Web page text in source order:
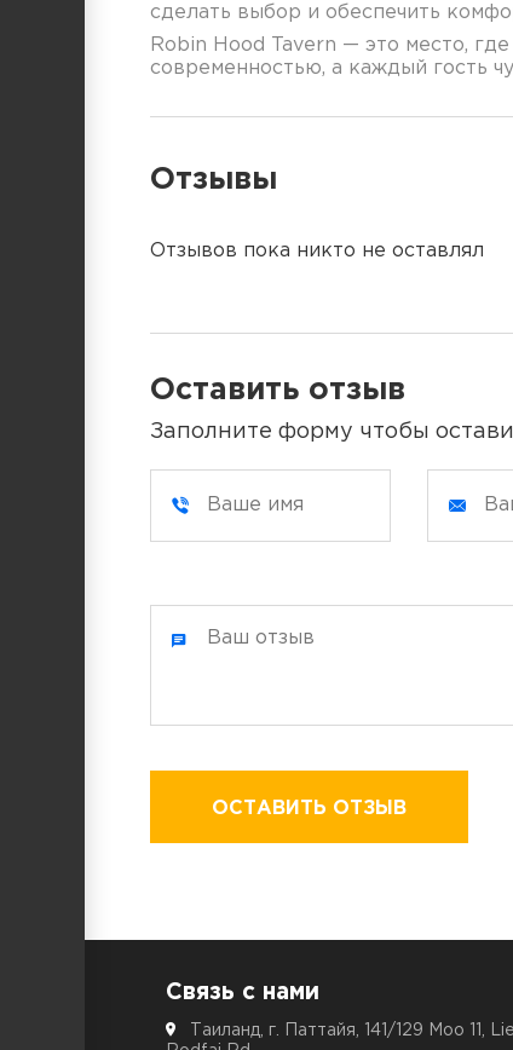
сделать выбор и обеспечить
Robin Hood Tavern — это место,
современностью, а каждый гость
Отзывы
Отзывов пока никто не оставлял
Оставить отзыв
Заполните форму чтобы
ОСТАВИТЬ ОТЗЫВ
Связь с нами
Таиланд, г. Паттайя, 141/129 Moo 11,